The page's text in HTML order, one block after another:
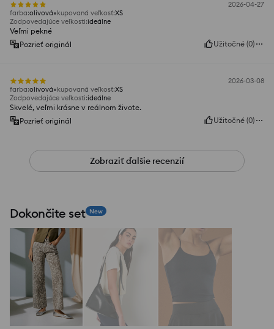
2026-04-27
farba:olivová kupovaná veľkosť:XS
Zodpovedajúce veľkosti:ideálne
Veľmi pekné
Pozrieť originál
Užitočné (0)
2026-03-08
farba:olivová kupovaná veľkosť:XS
Zodpovedajúce veľkosti:ideálne
Skvelé, veľmi krásne v reálnom živote.
Pozrieť originál
Užitočné (0)
Zobraziť ďalšie recenzií
Dokončite set New